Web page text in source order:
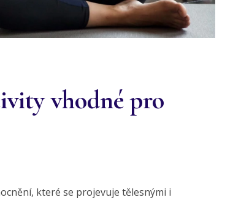
vhodné pro
které se projevuje tělesnými i